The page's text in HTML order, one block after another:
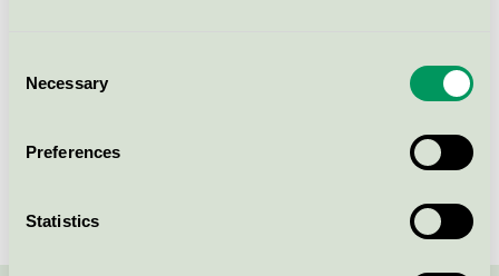
Selection
Necessary
Preferences
Statistics
Box 502
Öppna i google maps